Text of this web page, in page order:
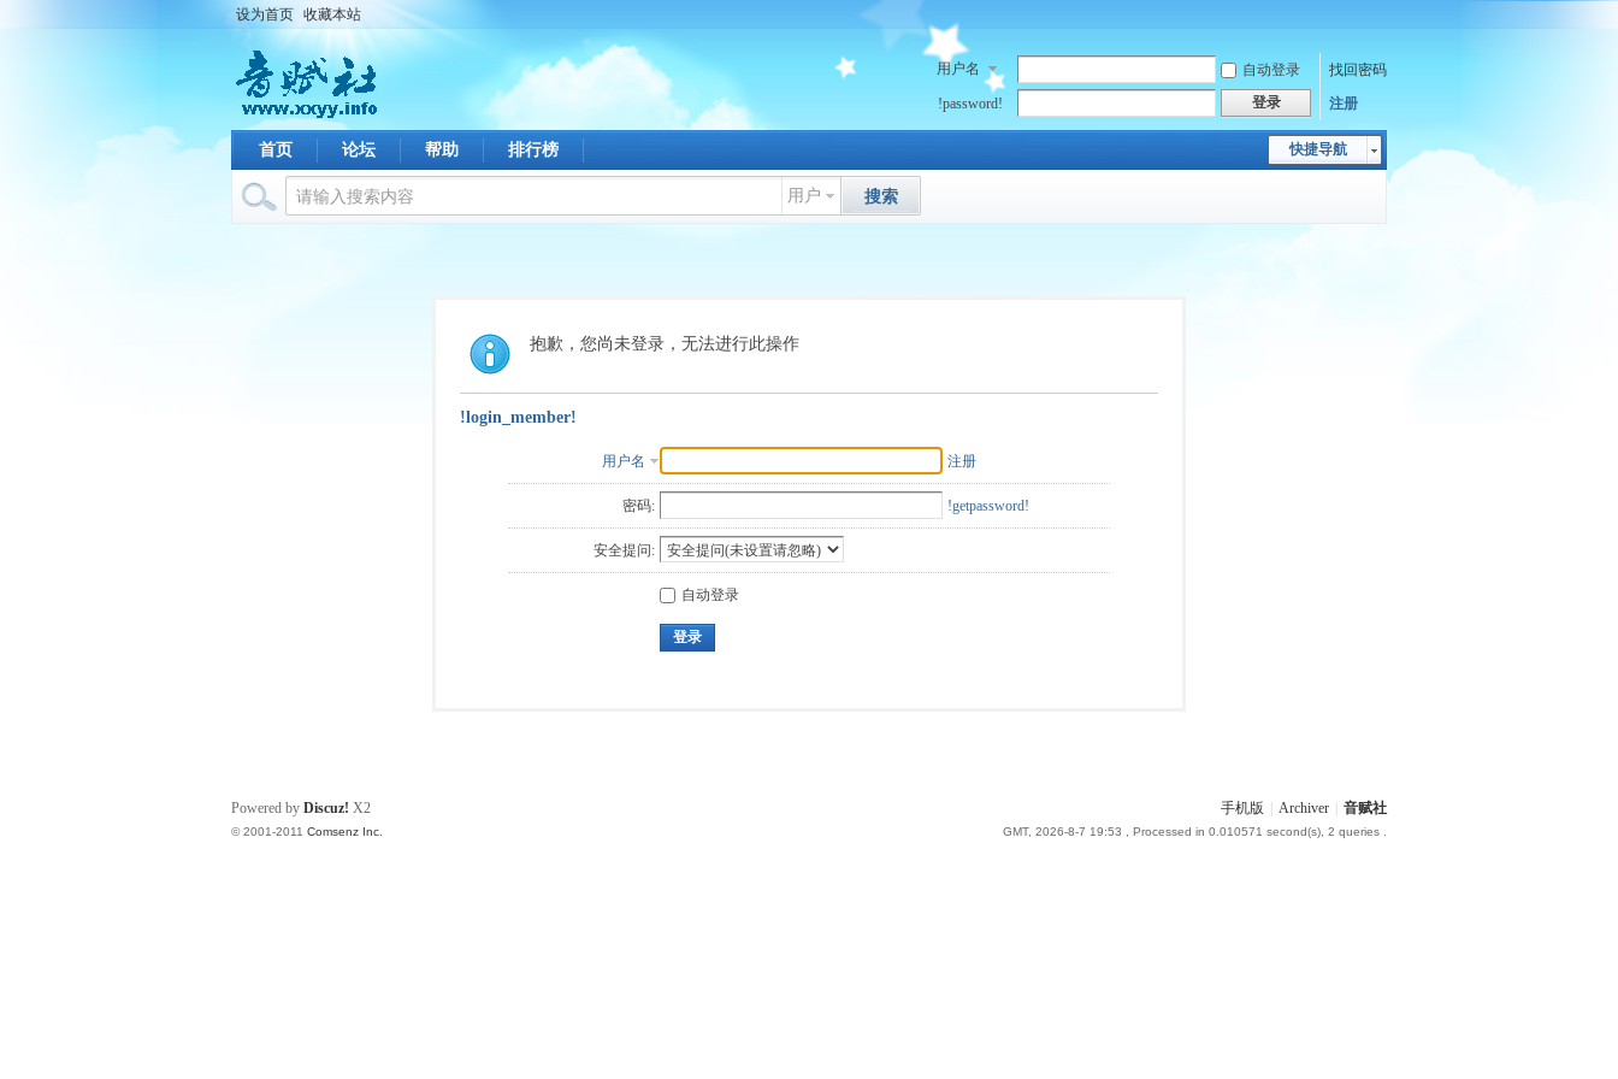
设为首页 收藏本站
用户名 自动登录
找回密码
!password!
登录 注册
快捷导航
首页 论坛 帮助 排行榜
用户 搜索
抱歉，您尚未登录，无法进行此操作
!login_member!
用户名 注册
密码: !getpassword!
安全提问:
自动登录
登录
手机版 Archiver 音赋社
GMT, 2026-8-7 19:53 , Processed in 0.010571 second(s), 2 queries .
Powered by Discuz! X2
© 2001-2011 Comsenz Inc.